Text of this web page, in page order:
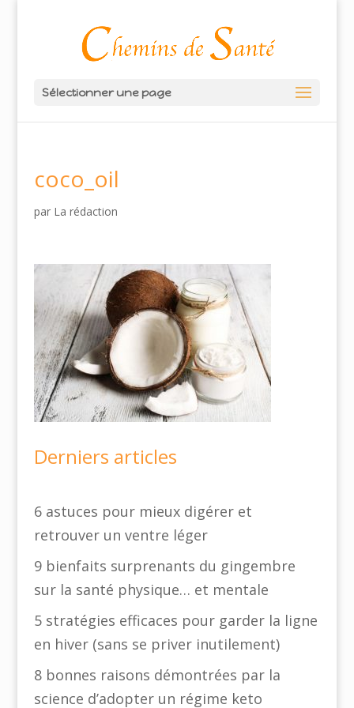
Sélectionner une page
coco_oil
par La rédaction
Derniers articles
6 astuces pour mieux digérer et
retrouver un ventre léger
9 bienfaits surprenants du gingembre
sur la santé physique… et mentale
5 stratégies efficaces pour garder la ligne
en hiver (sans se priver inutilement)
8 bonnes raisons démontrées par la
science d’adopter un régime keto